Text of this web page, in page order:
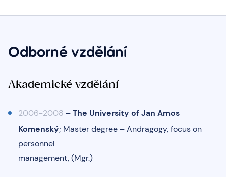
Odborné vzdělání
Akademické vzdělání
2006-2008 –The University of Jan Amos
Komenský; Master degree – Andragogy, focus on
personnel
management, (Mgr.)